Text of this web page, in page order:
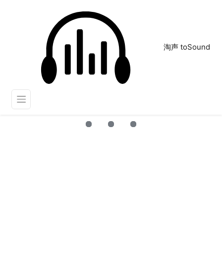
淘声 toSound
低声细语
正在为您搜索声音资源